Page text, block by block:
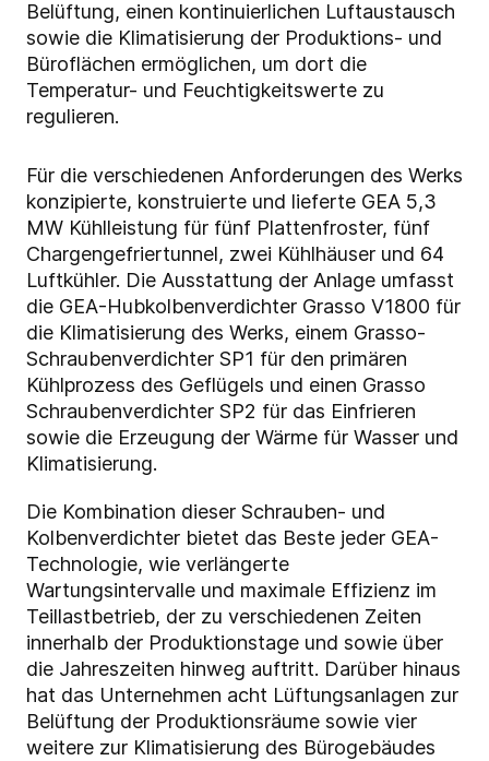
Belüftung, einen kontinuierlichen Luftaustausch
sowie die Klimatisierung der Produktions- und
Büroflächen ermöglichen, um dort die
Temperatur- und Feuchtigkeitswerte zu
regulieren.
Für die verschiedenen Anforderungen des Werks
konzipierte, konstruierte und lieferte GEA 5,3
MW Kühlleistung für fünf Plattenfroster, fünf
Chargengefriertunnel, zwei Kühlhäuser und 64
Luftkühler. Die Ausstattung der Anlage umfasst
die GEA-Hubkolbenverdichter Grasso V1800 für
die Klimatisierung des Werks, einem Grasso-
Schraubenverdichter SP1 für den primären
Kühlprozess des Geflügels und einen Grasso
Schraubenverdichter SP2 für das Einfrieren
sowie die Erzeugung der Wärme für Wasser und
Klimatisierung.
Die Kombination dieser Schrauben- und
Kolbenverdichter bietet das Beste jeder GEA-
Technologie, wie verlängerte
Wartungsintervalle und maximale Effizienz im
Teillastbetrieb, der zu verschiedenen Zeiten
innerhalb der Produktionstage und sowie über
die Jahreszeiten hinweg auftritt. Darüber hinaus
hat das Unternehmen acht Lüftungsanlagen zur
Belüftung der Produktionsräume sowie vier
weitere zur Klimatisierung des Bürogebäudes